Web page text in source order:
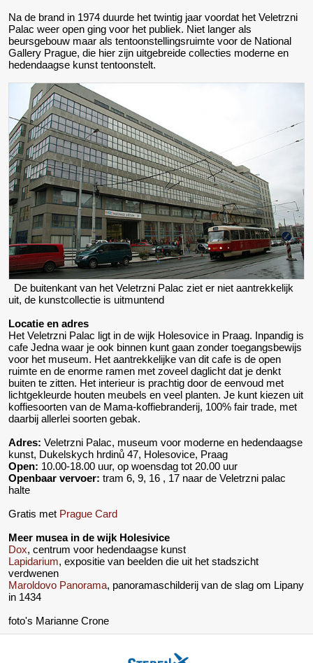
Na de brand in 1974 duurde het twintig jaar voordat het Veletrzni
Palac weer open ging voor het publiek. Niet langer als
beursgebouw maar als tentoonstellingsruimte voor de National
Gallery Prague, die hier zijn uitgebreide collecties moderne en
hedendaagse kunst tentoonstelt.
De buitenkant van het Veletrzni Palac ziet er niet aantrekkelijk
uit, de kunstcollectie is uitmuntend
Locatie en adres
Het Veletrzni Palac ligt in de wijk Holesovice in Praag. Inpandig is
cafe Jedna waar je ook binnen kunt gaan zonder toegangsbewijs
voor het museum. Het aantrekkelijke van dit cafe is de open
ruimte en de enorme ramen met zoveel daglicht dat je denkt
buiten te zitten. Het interieur is prachtig door de eenvoud met
lichtgekleurde houten meubels en veel planten. Je kunt kiezen uit
koffiesoorten van de Mama-koffiebranderij, 100% fair trade, met
daarbij allerlei soorten gebak.
Adres: Veletrzni Palac, museum voor moderne en hedendaagse
kunst, Dukelskych hrdinů 47, Holesovice, Praag
Open: 10.00-18.00 uur, op woensdag tot 20.00 uur
Openbaar vervoer: tram 6, 9, 16 , 17 naar de Veletrzni palac
halte
Gratis met Prague Card
Meer musea in de wijk Holesivice
Dox, centrum voor hedendaagse kunst
Lapidarium, expositie van beelden die uit het stadszicht
verdwenen
Maroldovo Panorama, panoramaschilderij van de slag om Lipany
in 1434
foto's Marianne Crone